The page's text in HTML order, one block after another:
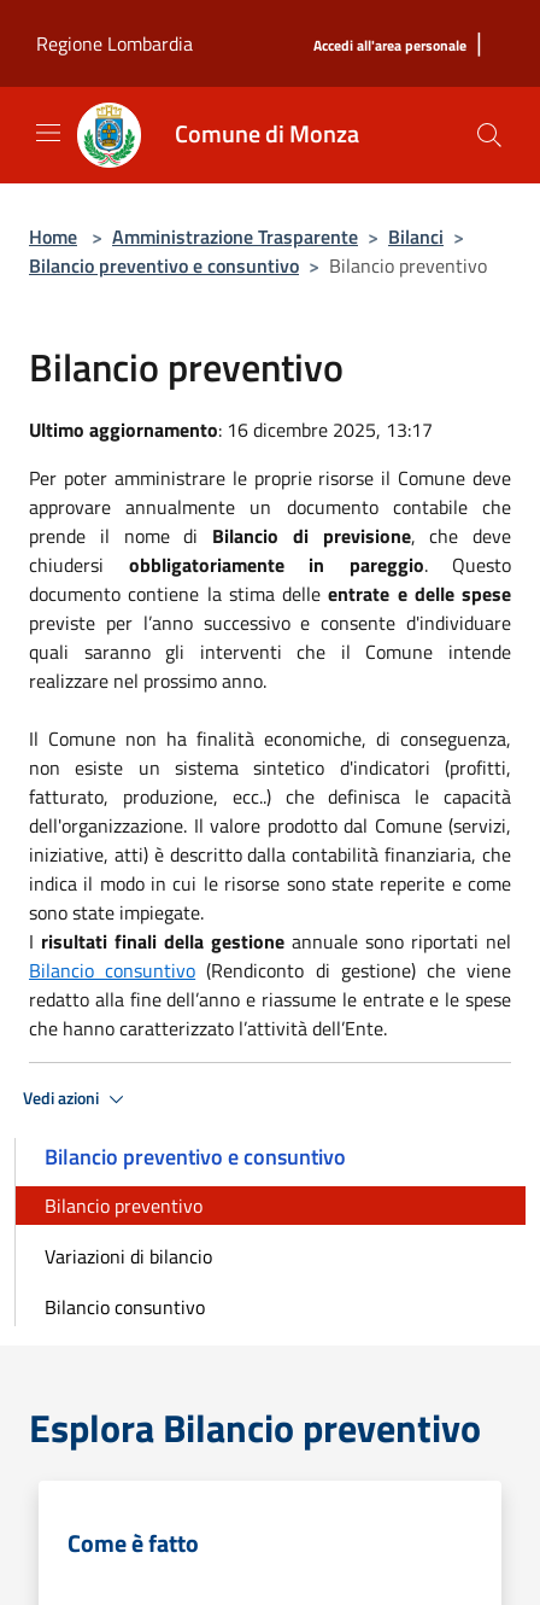
Regione Lombardia
Accedi all'area personale |
Comune di Monza
Home > Amministrazione Trasparente > Bilanci >
Bilancio preventivo e consuntivo > Bilancio preventivo
Bilancio preventivo
Ultimo aggiornamento: 16 dicembre 2025, 13:17
Per poter amministrare le proprie risorse il Comune deve
approvare annualmente un documento contabile che
prende il nome di Bilancio di previsione, che deve
chiudersi obbligatoriamente in pareggio. Questo
documento contiene la stima delleentrate e delle spese
previste per l’anno successivo e consente d'individuare
quali saranno gli interventi che il Comune intende
realizzare nel prossimo anno.
Il Comune non ha finalità economiche, di conseguenza,
non esiste un sistema sintetico d'indicatori (profitti,
fatturato, produzione, ecc..) che definisca le capacità
dell'organizzazione. Il valore prodotto dal Comune (servizi,
iniziative, atti) è descritto dalla contabilità finanziaria, che
indica il modo in cui le risorse sono state reperite e come
sono state impiegate.
I risultati finali della gestione annuale sono riportati nel
Bilancio consuntivo (Rendiconto di gestione) che viene
redatto alla fine dell’anno e riassume le entrate e le spese
che hanno caratterizzato l’attività dell’Ente.
Vedi azioni
Bilancio preventivo e consuntivo
Bilancio preventivo
Variazioni di bilancio
Bilancio consuntivo
Esplora Bilancio preventivo
Come è fatto